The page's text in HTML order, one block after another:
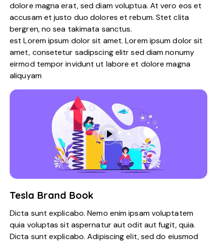
dolore magna erat, sed diam voluptua. At vero eos et
accusam et justo duo dolores et rebum. Stet clita
bergren, no sea takimata sanctus.
est Lorem ipsum dolor sit amet. Lorem ipsum dolor sit
amet, consetetur sadipscing elitr sed diam nonumy
eirmod tempor invidunt ut labore et dolore magna
aliquyam
Tesla Brand Book
Dicta sunt explicabo. Nemo enim ipsam voluptatem
quia voluptas sit aspernatur aut odit aut fugit, quia.
Dicta sunt explicabo. Adipiscing elit, sed do eiusmod